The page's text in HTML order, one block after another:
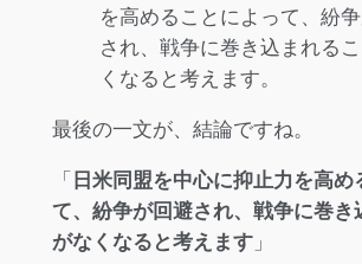
を高めることによって、紛
され、戦争に巻き込まれる
くなると考えます。
最後の一文が、結論ですね。
「 日米同盟を中心に抑止力を高め
て、紛争が回避され、戦争に巻き
がなくなると考えます」